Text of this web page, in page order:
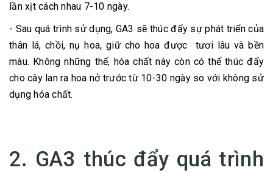
lần xịt cách nhau 7-10 ngày.
- Sau quá trình sử dụng, GA3 sẽ thúc đẩy sự phát triển của
thân lá, chồi, nụ hoa, giữ cho hoa được tươi lâu và bền
màu. Không những thế, hóa chất này còn có thể thúc đẩy
cho cây lan ra hoa nở trước từ 10-30 ngày so với không sử
dụng hóa chất.
2. GA3 thúc đẩy quá trình